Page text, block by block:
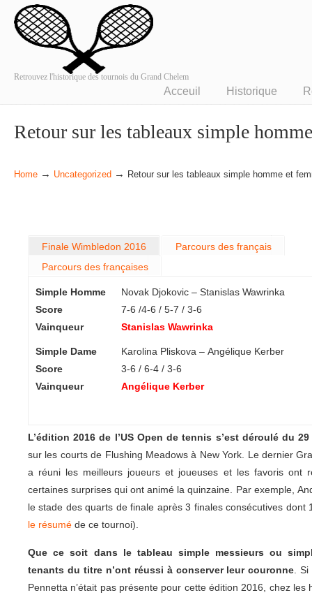
Retrouvez l'historique des tournois du Grand Chelem
Acceuil Historique
Retour sur les tableaux simple
Home → Uncategorized → Retour sur les tableaux simple homme et
Finale Wimbledon 2016
Parcours des français
Parcours des françaises
Simple Homme
Novak Djokovic – Stanislas Wawrinka
Score
7-6 /4-6 / 5-7 / 3-6
Vainqueur
Stanislas Wawrinka
Simple Dame
Karolina Pliskova – Angélique Kerber
Score
3-6 / 6-4 / 3-6
Vainqueur
Angélique Kerber
L’édition 2016 de l’US Open de tennis s’est déroulé du
sur les courts de Flushing Meadows à New York. Le dernier
a réuni les meilleurs joueurs et joueuses et les favoris ont
certaines surprises qui ont animé la quinzaine. Par exemple,
le stade des quarts de finale après 3 finales consécutives dont
le résumé de ce tournoi).
Que ce soit dans le tableau simple messieurs ou
tenants du titre n’ont réussi à conserver leur couronne .
Pennetta n’était pas présente pour cette édition 2016, chez les